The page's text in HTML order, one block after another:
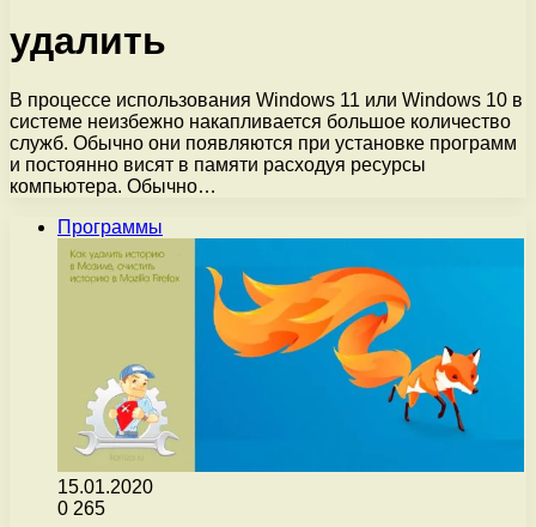
удалить
В процессе использования Windows 11 или Windows 10 в
системе неизбежно накапливается большое количество
служб. Обычно они появляются при установке программ
и постоянно висят в памяти расходуя ресурсы
компьютера. Обычно…
Программы
15.01.2020
0 265